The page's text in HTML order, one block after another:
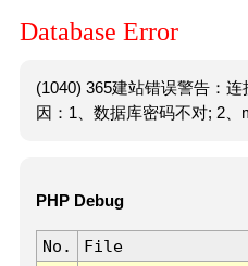
Database Error
(1040) 365建站错误警告：
因：1、数据库密码不对; 2、
PHP Debug
No. File